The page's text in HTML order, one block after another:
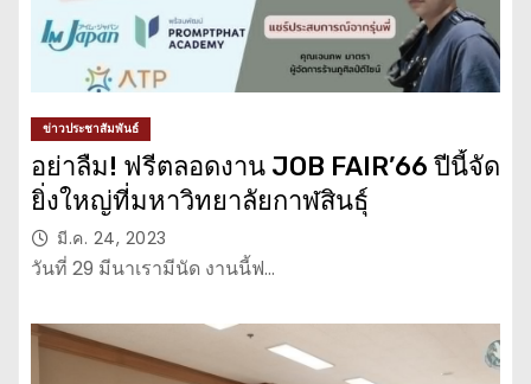
ข่าวประชาสัมพันธ์
อย่าลืม! ฟรีตลอดงาน JOB FAIR’66 ปีนี้จัด
ยิ่งใหญ่ที่มหาวิทยาลัยกาฬสินธุ์
มี.ค. 24, 2023
วันที่ 29 มีนาเรามีนัด งานนี้ฟ…